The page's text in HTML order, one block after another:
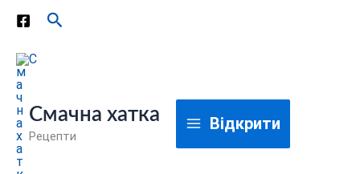
Перейти
вмісту
Пошук
Смачна хатка
Рецепти
Відкрити